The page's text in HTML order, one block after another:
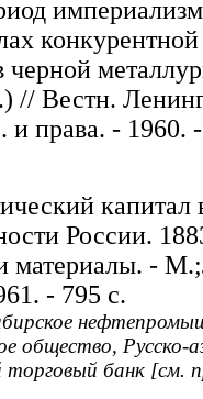
// Вестн.
и права. - 1960.
капитал
России.
материалы. -
- 795 с.
общество, Русско-
торговый банк [см.